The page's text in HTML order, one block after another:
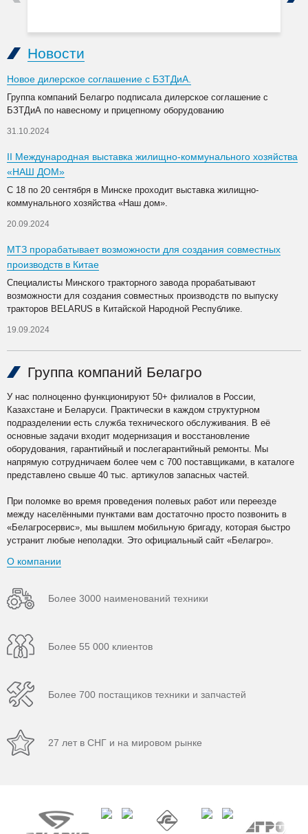
Новости
Новое дилерское соглашение с БЗТДиА.
Группа компаний Белагро подписала дилерское соглашение с
БЗТДиА по навесному и прицепному оборудованию
31.10.2024
II Международная выставка жилищно-коммунального хозяйства
«НАШ ДОМ»
С 18 по 20 сентября в Минске проходит выставка жилищно-
коммунального хозяйства «Наш дом».
20.09.2024
МТЗ прорабатывает возможности для создания совместных
производств в Китае
Специалисты Минского тракторного завода прорабатывают
возможности для создания совместных производств по выпуску
тракторов BELARUS в Китайской Народной Республике.
19.09.2024
Группа компаний Белагро
У нас полноценно функционируют 50+ филиалов в России,
Казахстане и Беларуси. Практически в каждом структурном
подразделении есть служба технического обслуживания. В её
основные задачи входит модернизация и восстановление
оборудования, гарантийный и послегарантийный ремонты. Мы
напрямую сотрудничаем более чем с 700 поставщиками, в каталоге
представлено свыше 40 тыс. артикулов запасных частей.
При поломке во время проведения полевых работ или переезде
между населёнными пунктами вам достаточно просто позвонить в
«Белагросервис», мы вышлем мобильную бригаду, которая быстро
устранит любые неполадки. Это официальный сайт «Белагро».
О компании
Более 3000 наименований техники
Более 55 000 клиентов
Более 700 постащиков техники и запчастей
27 лет в СНГ и на мировом рынке